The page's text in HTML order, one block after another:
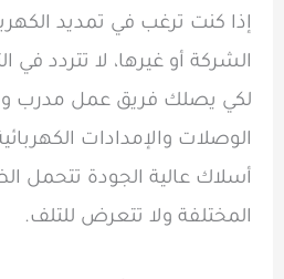
إذا كنت ترغب في تمديد
لكي يصلك فريق عمل مدرب
الوصلات والإمدادات
أسلاك عالية الجودة تتحمل
المختلفة ولا تتعرض للتلف.